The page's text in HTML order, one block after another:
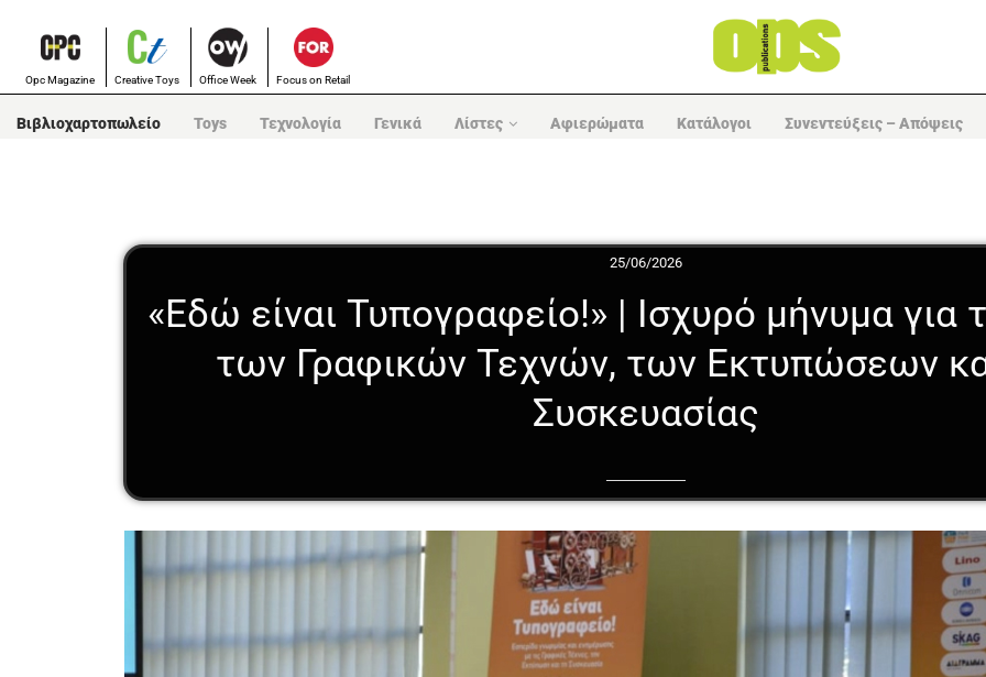
Opc Magazine Creative Toys Office Week Focus on Retail
Βιβλιοχαρτοπωλείο Toys Τεχνολογία Γενικά Λίστες Αφιερώματα Κατάλογοι Συνεντεύξεις – Απόψεις
25/06/2026
«Εδώ είναι Τυπογραφείο!» | Ισχυρό μήνυμα για
των Γραφικών Τεχνών, των Εκτυπώσεων
Συσκευασίας